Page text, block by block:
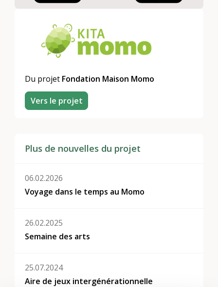
Du projet Fondation Maison Momo
Vers le projet
Plus de nouvelles du projet
06.02.2026
Voyage dans le temps au Momo
26.02.2025
Semaine des arts
25.07.2024
Aire de jeux intergénérationnelle